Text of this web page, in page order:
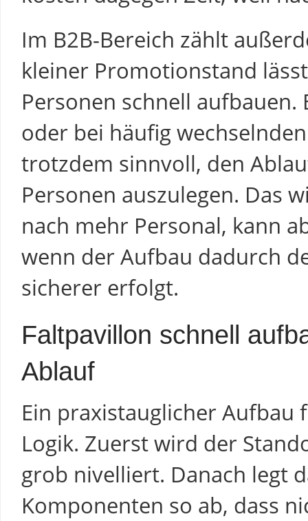
Im B2B-Bereich zählt
kleiner Promotionstand
Personen schnell
oder bei häufig
trotzdem sinnvoll, den
Personen auszulegen. Das
nach mehr Personal, kann
wenn der Aufbau dadurch
sicherer erfolgt.
Faltpavillon schnell
Ablauf
Ein praxistauglicher
Logik. Zuerst wird der
grob nivelliert. Danach legt
Komponenten so ab, dass